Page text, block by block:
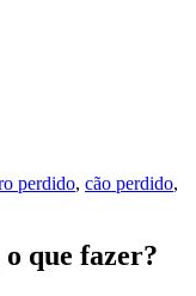
perdido, cão perdido,
que fazer?